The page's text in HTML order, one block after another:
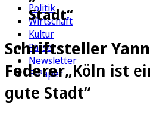
Politik
Wirtschaft
Kultur
Rätsel
Newsletter
E-Paper
Stadt“
Schriftsteller
Federer„Köln ist
gute Stadt“